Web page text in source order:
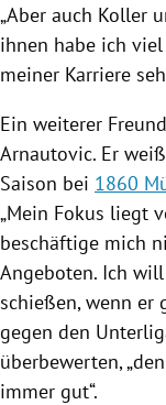
„Aber auch Koller
ihnen habe ich
meiner Karriere
Ein weiterer
Arnautovic. Er
Saison bei 1860
„Mein Fokus liegt
beschäftige mich
Angeboten. Ich will
schießen, wenn er
gegen den
überbewerten,
immer gut“.